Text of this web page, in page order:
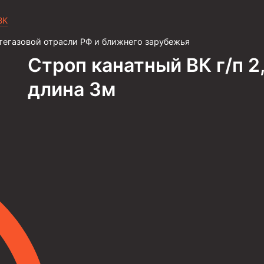
отрасли РФ и ближнего зарубежья
Строп канатный ВК г/п
длина 3м